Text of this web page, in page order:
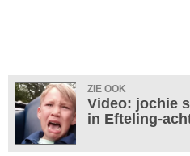
ZIE OOK
Video: jochie
in Efteling-